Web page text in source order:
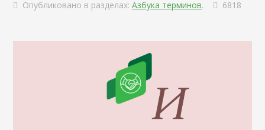
Опубликовано в разделах: Азбука терминов. 6818